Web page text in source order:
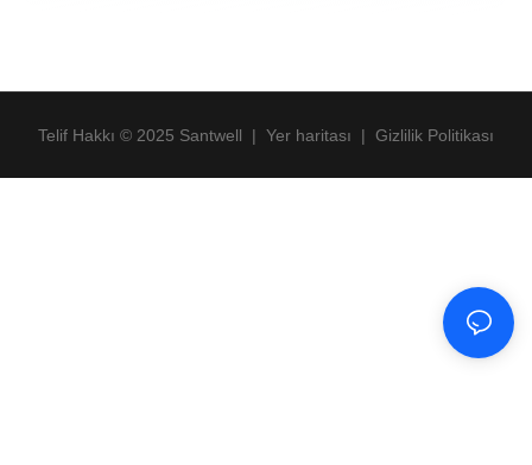
Telif Hakkı © 2025 Santwell | Yer haritası | Gizlilik Politikası